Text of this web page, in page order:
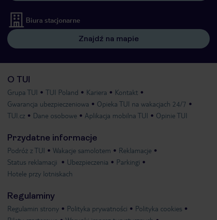
Biura stacjonarne
Znajdź na mapie
O TUI
Grupa TUI TUI Poland Kariera
Kontakt
Gwarancja ubezpieczeniowa
Opieka TUI na wakacjach 24/7
TUI.cz
Dane osobowe Aplikacja mobilna TUI Opinie TUI
Przydatne informacje
Podróż z TUI Wakacje samolotem
Reklamacje
Status reklamacji
Ubezpieczenia
Parkingi
Hotele przy lotniskach
Regulaminy
Regulamin strony Polityka prywatności
Polityka cookies